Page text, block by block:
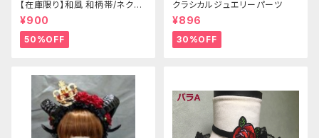
【在庫限り】和風 和柄帯/ネクタ
イ/リボン（狐面/金魚
¥900
50%OFF
クラシカルジュエリーパーツ
¥896
30%OFF